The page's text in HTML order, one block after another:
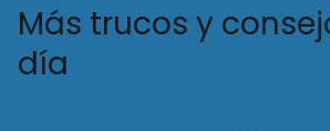
Más trucos y
día